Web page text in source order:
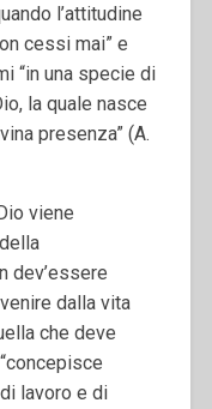
l’attitudine
cessi mai” e
“in una specie di
la quale nasce
presenza” (A.
viene
dev’essere
dalla vita
che deve
lavoro e di